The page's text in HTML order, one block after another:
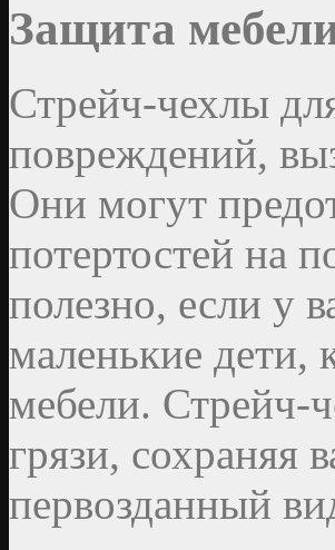
Защита
Стрейч-чехлы
повреждений,
Они могут
потертостей на
полезно, если у
маленькие дети,
мебели. Стрейч-
грязи, сохраняя
первозданный